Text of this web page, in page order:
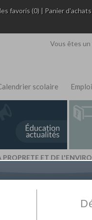
favoris (0) | Panier
Vous êtes
scolaire
PROPRETE ET DE
Fabert.com
du primaire au
à distance. Ce moteur